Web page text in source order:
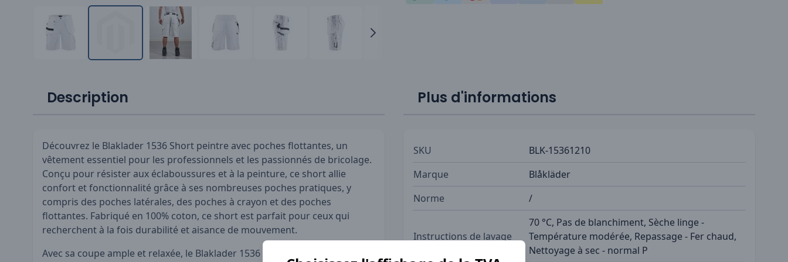
Description
Découvrez le Blaklader 1536 Short peintre avec poches flottantes, un
vêtement essentiel pour les professionnels et les passionnés de bricolage.
Conçu pour résister aux éclaboussures et à la peinture, ce short allie
confort et fonctionnalité grâce à ses nombreuses poches pratiques, y
compris des poches latérales, des poches à crayon et des poches
flottantes. Fabriqué en 100% coton, ce short est parfait pour ceux qui
recherchent à la fois durabilité et aisance de mouvement.
Avec sa coupe ample et relaxée, le Blaklader 1536 Short offre une grande
Plus d'informations
SKU
BLK-15361210
Marque
Blåkläder
Norme
/
Instructions de lavage
70 °C, Pas de blanchiment, Sèche linge -
Température modérée, Repassage - Fer chaud,
Nettoyage à sec - normal P